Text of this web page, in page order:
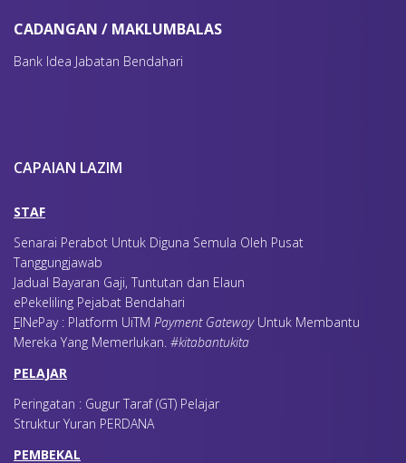
CADANGAN / MAKLUMBALAS
Bank Idea Jabatan Bendahari
CAPAIAN LAZIM
STAF
Senarai Perabot Untuk Diguna Semula Oleh Pusat
Tanggungjawab
Jadual Bayaran Gaji, Tuntutan dan Elaun
ePekeliling Pejabat Bendahari
FINePay : Platform UiTM Payment GatewayUntuk Membantu
Mereka Yang Memerlukan. #kitabantukita
PELAJAR
Peringatan : Gugur Taraf (GT) Pelajar
Struktur Yuran PERDANA
PEMBEKAL